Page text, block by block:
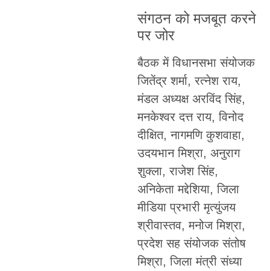
संगठन को मजबूत करने
पर जोर
बैठक में विधानसभा संयोजक
जितेंद्र शर्मा, रत्नेश राय,
मंडल अध्यक्ष अरविंद सिंह,
मनकेश्वर दत्त राय, विनोद
दीक्षित, नागमणि कुशवाहा,
उदयभान मिश्रा, अनुराग
शुक्ला, राजेश सिंह,
अनिकेता मद्देशिया, जिला
मीडिया प्रभारी मृत्युंजय
श्रीवास्तव, मनोज मिश्रा,
प्रदेश सह संयोजक संतोष
मिश्रा, जिला मंत्री संध्या